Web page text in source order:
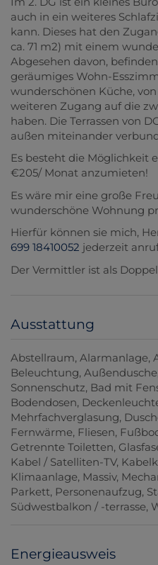
auch in ein weiteres
kann. Dieses hat den
ca. 71 m2) mit einem
Abgesehen davon,
geräumiges Wohn-
wunderschönen Küche,
weiteren Zugang auf die
haben. Die Terrassen von
außen miteinander
Es besteht die Möglichkeit
€205/ Monat anzumieten!
Es wäre mir eine große
wunderschöne Wohnung
Hierfür können sie mich,
699 18410052 jederzeit
Der Vermittler ist als
Ausstattung
Abstellraum Alarmanlage
Beleuchtung Außendusche
Sonnenschutz Bad mit
Bodendosen
Mehrfachverglasung
Fernwärme Fliesen
Getrennte Toiletten
Kabel / Satelliten-TV
Klimaanlage Massiv
Parkett Personenaufzug
Südwestbalkon / -terrasse
Energieausweis